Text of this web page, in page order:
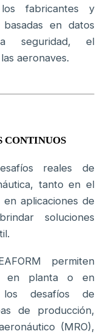
fabricantes y
en datos
seguridad, el
aeronaves.
CONTINUOS
reales de
tanto en el
aplicaciones de
soluciones
permiten
en planta o en
los desafíos de
de producción,
(MRO),